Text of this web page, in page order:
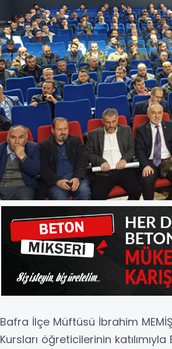
Bafra İlçe Müftüsü İbrahim
Kursları öğreticilerinin